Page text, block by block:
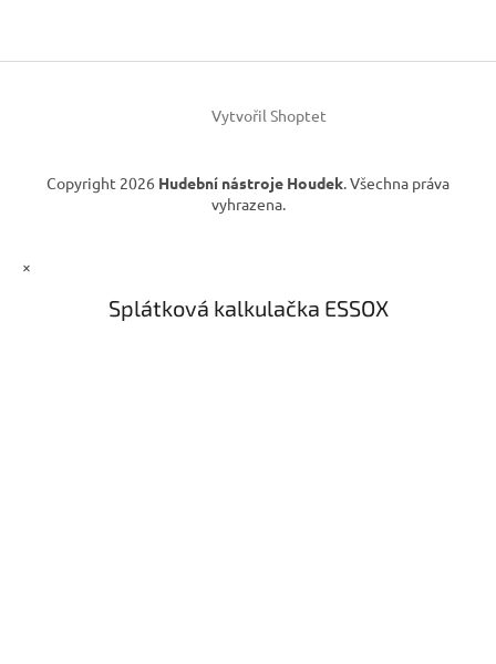
í
Vytvořil Shoptet
Copyright 2026 Hudební nástroje Houdek. Všechna práva
vyhrazena.
×
Splátková kalkulačka ESSOX